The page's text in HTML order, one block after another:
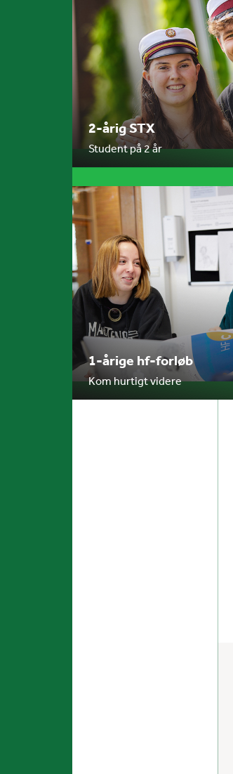
2-årig STX
Student på 2 år
1-årige hf-forløb
Kom hurtigt videre